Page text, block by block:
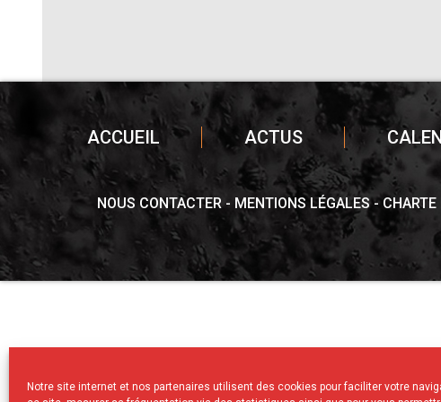
Notre site internet et nos partenaires utilisent des cookies pour faciliter votre
ACCUEIL ACTUS
NOUS CONTACTER MENTIONS LÉGALES